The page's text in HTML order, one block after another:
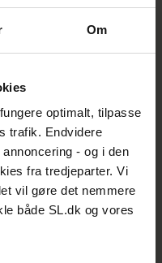
Om
optimalt, tilpasse
trafik. Endvidere
- og i den
fra tredjeparter. Vi
vil gøre det nemmere
både SL.dk og vores
havde jeg aldrig
på den rejse, jeg har
et botilbud for